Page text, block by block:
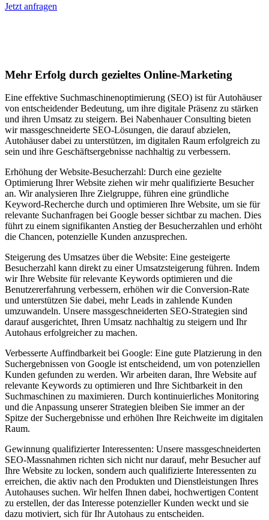
Jetzt anfragen
Mehr Erfolg durch gezieltes Online-Marketing
Eine effektive Suchmaschinenoptimierung (SEO) ist für Autohäuser
von entscheidender Bedeutung, um ihre digitale Präsenz zu stärken
und ihren Umsatz zu steigern. Bei Nabenhauer Consulting bieten
wir massgeschneiderte SEO-Lösungen, die darauf abzielen,
Autohäuser dabei zu unterstützen, im digitalen Raum erfolgreich zu
sein und ihre Geschäftsergebnisse nachhaltig zu verbessern.
Erhöhung der Website-Besucherzahl: Durch eine gezielte
Optimierung Ihrer Website ziehen wir mehr qualifizierte Besucher
an. Wir analysieren Ihre Zielgruppe, führen eine gründliche
Keyword-Recherche durch und optimieren Ihre Website, um sie für
relevante Suchanfragen bei Google besser sichtbar zu machen. Dies
führt zu einem signifikanten Anstieg der Besucherzahlen und erhöht
die Chancen, potenzielle Kunden anzusprechen.
Steigerung des Umsatzes über die Website: Eine gesteigerte
Besucherzahl kann direkt zu einer Umsatzsteigerung führen. Indem
wir Ihre Website für relevante Keywords optimieren und die
Benutzererfahrung verbessern, erhöhen wir die Conversion-Rate
und unterstützen Sie dabei, mehr Leads in zahlende Kunden
umzuwandeln. Unsere massgeschneiderten SEO-Strategien sind
darauf ausgerichtet, Ihren Umsatz nachhaltig zu steigern und Ihr
Autohaus erfolgreicher zu machen.
Verbesserte Auffindbarkeit bei Google: Eine gute Platzierung in den
Suchergebnissen von Google ist entscheidend, um von potenziellen
Kunden gefunden zu werden. Wir arbeiten daran, Ihre Website auf
relevante Keywords zu optimieren und Ihre Sichtbarkeit in den
Suchmaschinen zu maximieren. Durch kontinuierliches Monitoring
und die Anpassung unserer Strategien bleiben Sie immer an der
Spitze der Suchergebnisse und erhöhen Ihre Reichweite im digitalen
Raum.
Gewinnung qualifizierter Interessenten: Unsere massgeschneiderten
SEO-Massnahmen richten sich nicht nur darauf, mehr Besucher auf
Ihre Website zu locken, sondern auch qualifizierte Interessenten zu
erreichen, die aktiv nach den Produkten und Dienstleistungen Ihres
Autohauses suchen. Wir helfen Ihnen dabei, hochwertigen Content
zu erstellen, der das Interesse potenzieller Kunden weckt und sie
dazu motiviert, sich für Ihr Autohaus zu entscheiden.